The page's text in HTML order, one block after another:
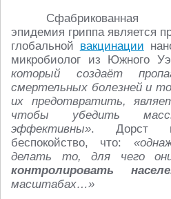
Сфабрикованная
эпидемия гриппа является
глобальной вакцинации
микробиолог из Южного
который создаёт
смертельных болезней и
их предотвратить,
чтобы убедить
эффективны». Дорст
беспокойство, что:
делать то, для чего
контролировать
масштабах…»